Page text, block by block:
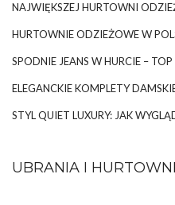
NAJWIĘKSZEJ HURTOWNI
HURTOWNIE ODZIEŻOWE W
SPODNIE JEANS W HURCIE –
ELEGANCKIE KOMPLETY
STYL QUIET LUXURY: JAK
UBRANIA I